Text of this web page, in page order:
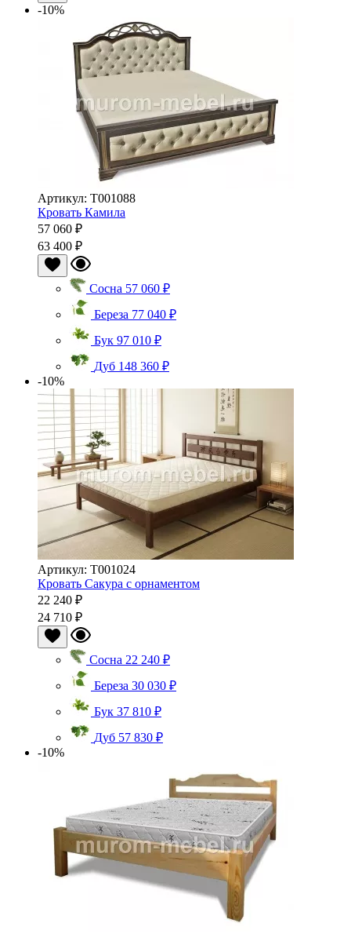
-10%
Артикул: Т001088
Кровать Камила
57 060 ₽
63 400 ₽
Сосна 57 060 ₽
Береза 77 040 ₽
Бук 97 010 ₽
Дуб 148 360 ₽
-10%
Артикул: Т001024
Кровать Сакура с орнаментом
22 240 ₽
24 710 ₽
Сосна 22 240 ₽
Береза 30 030 ₽
Бук 37 810 ₽
Дуб 57 830 ₽
-10%